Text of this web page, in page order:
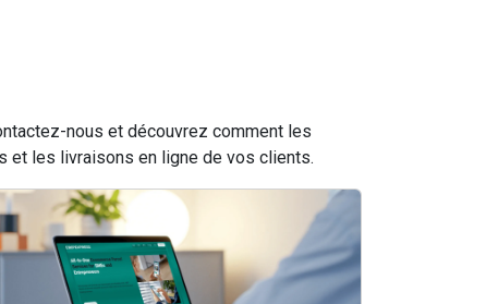
nous et découvrez comment les
et les livraisons en ligne de vos clients.